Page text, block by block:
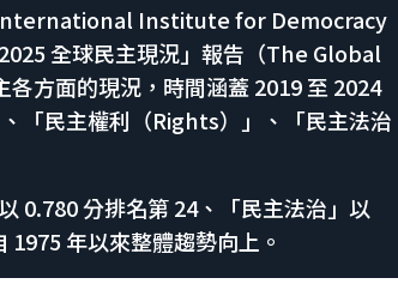
International Institute for Democracy
全球民主現況」報告（The Global
方面的現況，時間涵蓋 2019 至 2024
「民主權利（Rights）」、「民主法治
0.780 分排名第 24、「民主法治」以
年以來整體趨勢向上。